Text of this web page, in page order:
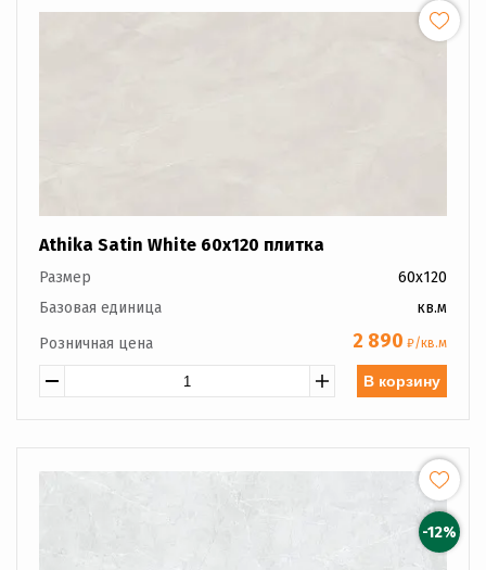
Athika Satin White 60x120 плитка
Размер
60x120
Базовая единица
кв.м
Розничная цена
2 890 ₽/кв.м
В корзину
-12%